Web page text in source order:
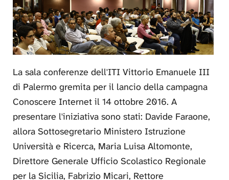
La sala conferenze dell'ITI Vittorio Emanuele III
di Palermo gremita per il lancio della campagna
Conoscere Internet il 14 ottobre 2016. A
presentare l'iniziativa sono stati: Davide Faraone,
allora Sottosegretario Ministero Istruzione
Università e Ricerca, Maria Luisa Altomonte,
Direttore Generale Ufficio Scolastico Regionale
per la Sicilia, Fabrizio Micari, Rettore